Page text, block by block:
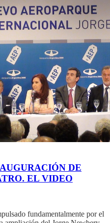
DE
EL VIDEO
fundamentalmente por el